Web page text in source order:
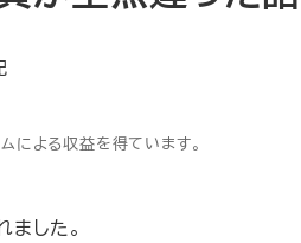
による収益を得ています。
した。